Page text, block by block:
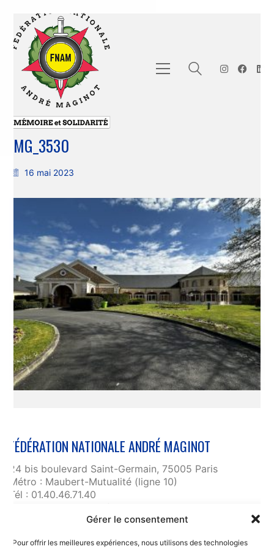
Gérer le consentement
Pour offrir les meilleures expériences, nous utilisons des technologies
IMG_3530
16 mai 2023
FÉDÉRATION NATIONALE ANDRÉ MAGINOT
24 bis boulevard Saint-Germain, 75005 Paris
Métro : Maubert-Mutualité (ligne 10)
Tél : 01.40.46.71.40
fnam@maginot.asso.fr
Liens utiles